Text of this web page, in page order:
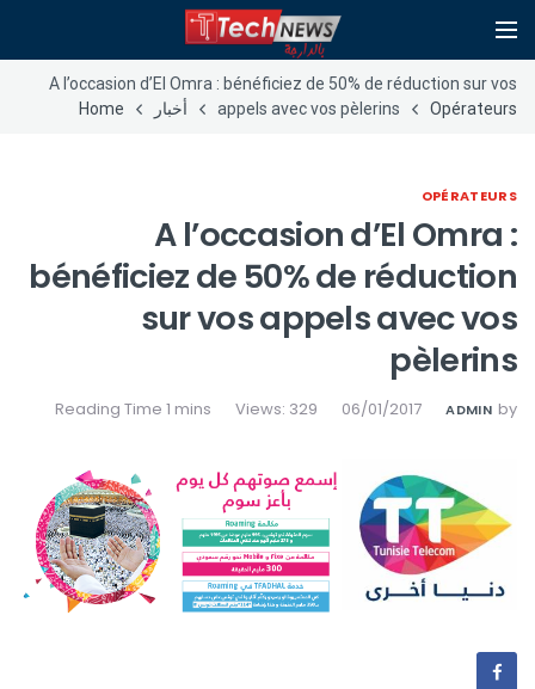
A l’occasion d’El Omra : bénéficiez de 50% de réduction sur vos
appels avec vos pèlerins
Opérateurs أخبار Home
OPÉRATEURS
A l’occasion d’El Omra :
bénéficiez de 50% de réduction
sur vos appels avec vos
pèlerins
by
ADMIN
06/01/2017
Views: 329